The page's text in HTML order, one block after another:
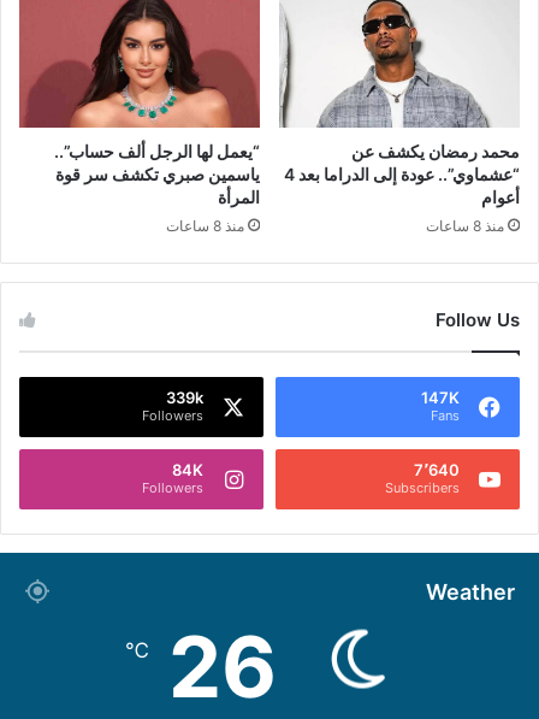
محمد رمضان يكشف عن
“عشماوي”.. عودة إلى الدراما بعد 4
أعوام
منذ 8 ساعات
“يعمل لها الرجل ألف حساب”..
ياسمين صبري تكشف سر قوة
المرأة
منذ 8 ساعات
Follow Us
147K
Fans
339k
Followers
7٬640
Subscribers
84K
Followers
Weather
26
℃